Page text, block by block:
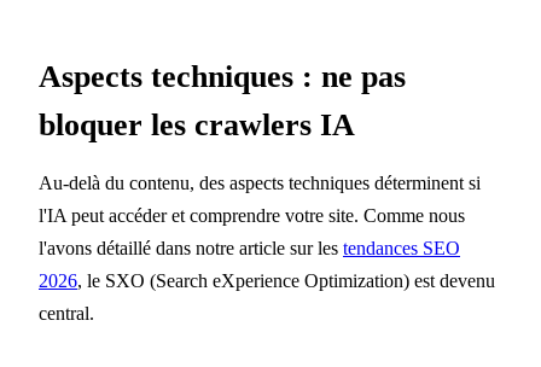
Aspects techniques : ne pas
bloquer les crawlers IA
Au-delà du contenu, des aspects techniques déterminent si
l'IA peut accéder et comprendre votre site. Comme nous
l'avons détaillé dans notre article sur les tendances SEO
2026, le SXO (Search eXperience Optimization) est devenu
central.